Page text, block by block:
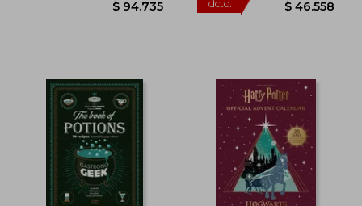
50%
dcto.
$ 160.943
$ 80.471
50%
dcto.